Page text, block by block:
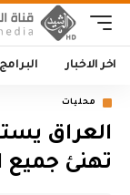
اخر الاخبار البرامج
محليات
تهنئ جميع